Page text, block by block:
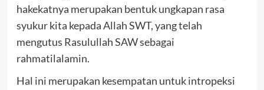
hakekatnya merupakan bentuk ungkapan rasa
syukur kita kepada Allah SWT, yang telah
mengutus Rasulullah SAW sebagai
rahmatilalamin.
Hal ini merupakan kesempatan untuk intropeksi